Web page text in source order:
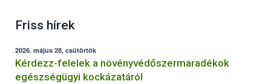
Friss hírek
2026. május 28, csütörtök
Kérdezz-felelek a növényvédőszermaradékok
egészségügyi kockázatáról